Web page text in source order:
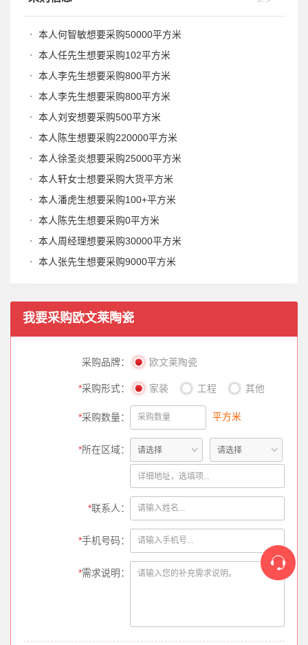
本人何智敏想要采购50000平方米
本人任先生想要采购102平方米
本人李先生想要采购800平方米
本人李先生想要采购800平方米
本人刘安想要采购500平方米
本人陈生想要采购220000平方米
本人徐圣炎想要采购25000平方米
本人轩女士想要采购大货平方米
本人潘虎生想要采购100+平方米
本人陈先生想要采购0平方米
本人周经理想要采购30000平方米
本人张先生想要采购9000平方米
我要采购欧文莱陶瓷
采购品牌： 欧文莱陶瓷
*采购形式： 家装 工程 其他
*采购数量： 平方米
*所在区域：
*联系人：
*手机号码：
*需求说明：